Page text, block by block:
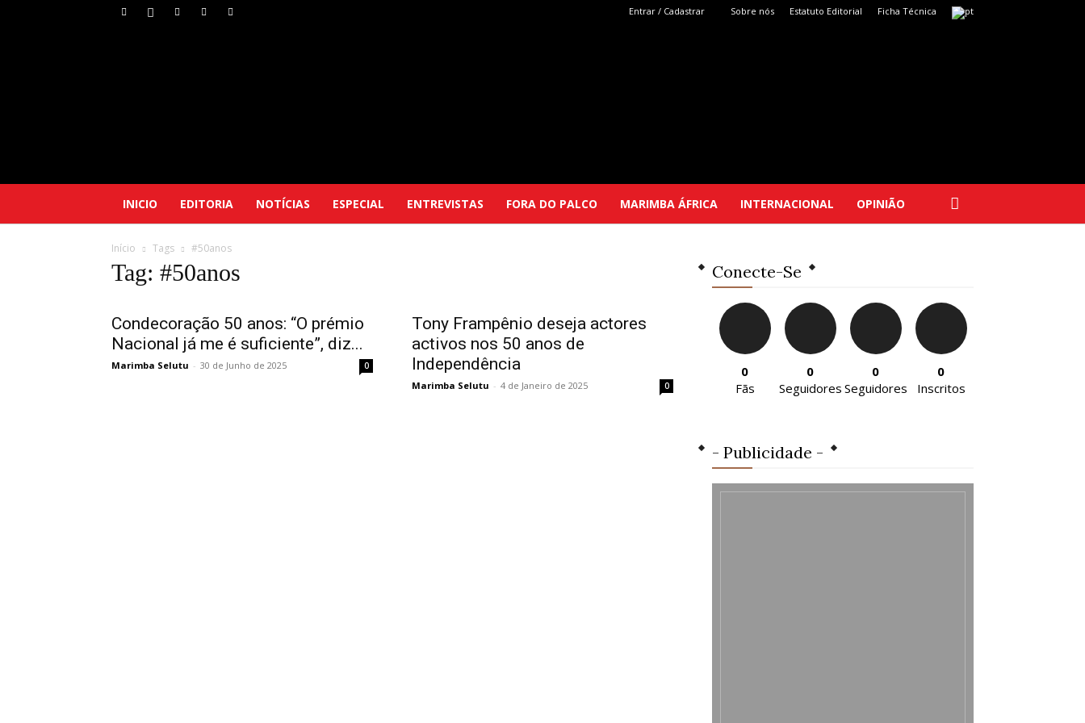
Entrar / Cadastrar Sobre nós Estatuto Editorial Ficha Técnica
INICIO EDITORIA NOTÍCIAS ESPECIAL ENTREVISTAS FORA DO PALCO MARIMBA ÁFRICA INTERNACIONAL OPINIÃO
Início Tags #50anos
Tag: #50anos
Condecoração 50 anos: “O prémio
Nacional já me é suficiente”, diz...
Marimba Selutu - 30 de Junho de 2025 0
Tony Frampênio deseja actores
activos nos 50 anos de
Independência
Marimba Selutu - 4 de Janeiro de 2025 0
Conecte-Se
0
Fãs
0
Seguidores
0
Seguidores
0
Inscritos
- Publicidade -